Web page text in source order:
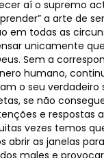
aí o supremo
a arte de
em todas as
unicamente
Sem a
humano,
o seu verdadeiro
se não
e respostas
vezes temos
abrir as janelas
males e